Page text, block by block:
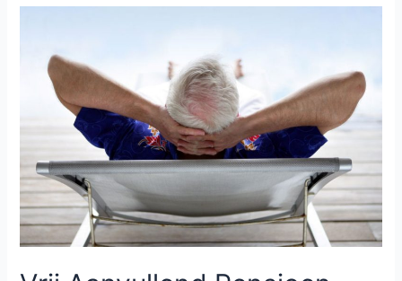
Sparen
pensioen,
met
fiscaal
voordeel,
en